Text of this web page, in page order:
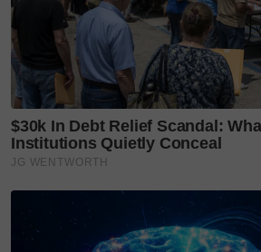
mendapatkan yang lain dan
wanita kembar tiga itu tanpa
orang.
Keunikan perkahwinan
kembar sentiasa mendapat
Terdahulu, pasangan kembar
jodoh dengan pasangan kembar
Jeremy Salyers pada Ogos 2018.